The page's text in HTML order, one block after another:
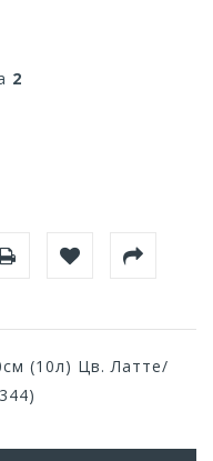
2
(10л) Цв. Латте/